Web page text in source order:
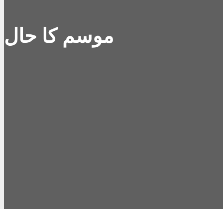
موسم کا حال